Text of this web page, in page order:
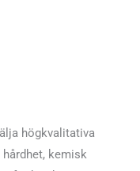
högkvalitativa
kemisk